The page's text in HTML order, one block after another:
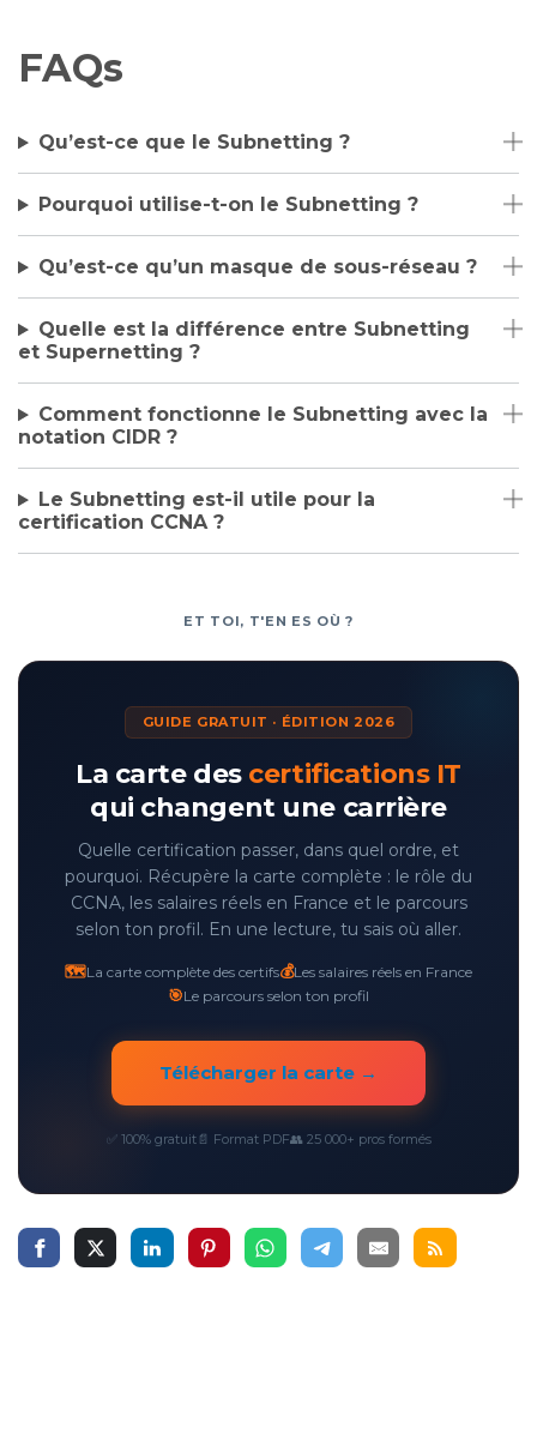
FAQs
Qu’est-ce que le Subnetting ?
Pourquoi utilise-t-on le Subnetting ?
Qu’est-ce qu’un masque de sous-réseau ?
Quelle est la différence entre Subnetting
et Supernetting ?
Comment fonctionne le Subnetting avec la
notation CIDR ?
Le Subnetting est-il utile pour la
certification CCNA ?
ET TOI, T'EN ES OÙ ?
GUIDE GRATUIT · ÉDITION 2026
La carte des certifications IT
qui changent une carrière
Quelle certification passer, dans quel ordre, et
pourquoi. Récupère la carte complète : le rôle du
CCNA, les salaires réels en France et le parcours
selon ton profil. En une lecture, tu sais où aller.
🗺️La carte complète des certifs💰Les salaires réels en France
🎯Le parcours selon ton profil
Télécharger la carte →
✅ 100% gratuit📄 Format PDF👥 25 000+ pros formés